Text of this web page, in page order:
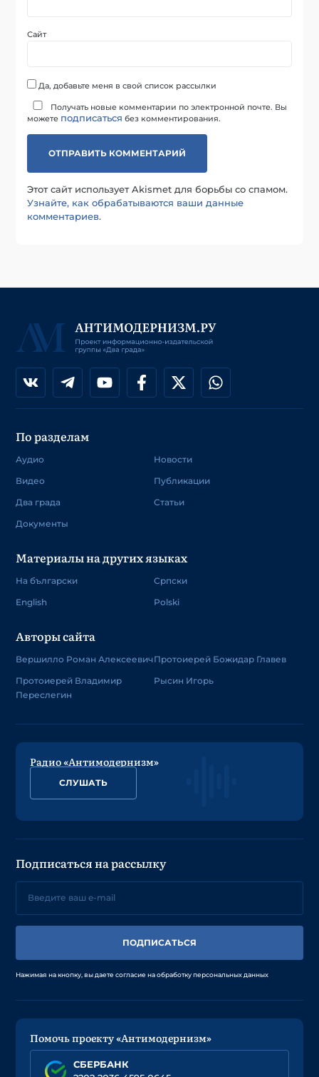
Сайт
Да, добавьте меня в свой список рассылки
Получать новые комментарии по электронной почте. Вы
можете подписаться без комментирования.
Этот сайт использует Akismet для борьбы со спамом.
Узнайте, как обрабатываются ваши данные
комментариев.
По разделам
Аудио
Видео
Два града
Документы
Новости
Публикации
Статьи
Материалы на других языках
На български
English
Српски
Polski
Авторы сайта
Вершилло Роман Алексеевич
Протоиерей Владимир
Переслегин
Протоиерей Божидар Главев
Рысин Игорь
Радио «Антимодернизм»
СЛУШАТЬ
Подписаться на рассылку
ПОДПИСАТЬСЯ
Нажимая на кнопку, вы даете согласие на обработку персональных данных
Помочь проекту «Антимодернизм»
СБЕРБАНК